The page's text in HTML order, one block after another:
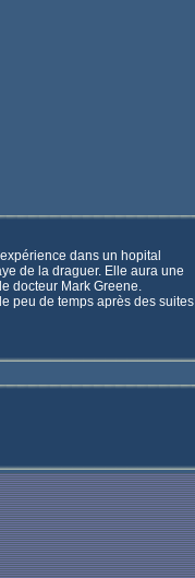
dans un hopital
de la draguer. Elle aura une
docteur Mark Greene.
peu de temps après des suites